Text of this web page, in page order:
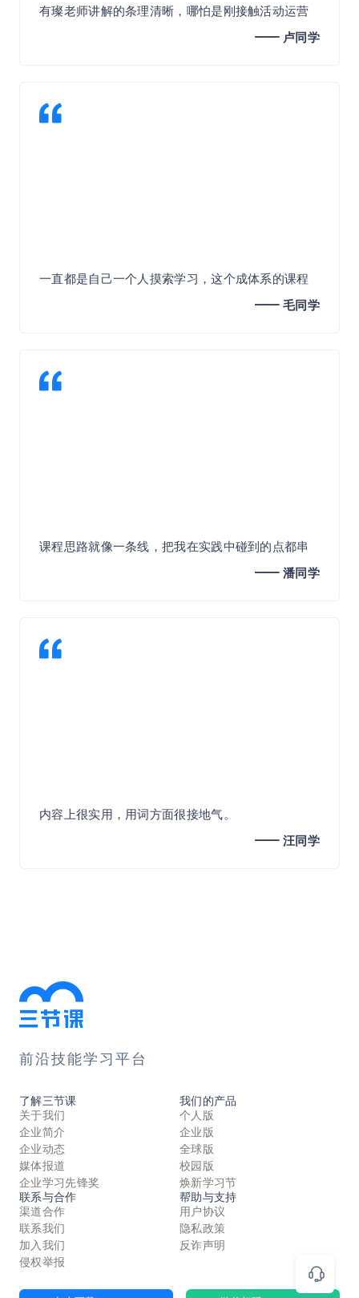
有璨老师讲解的条理清晰，哪怕是刚接触活动运营
的小白也能听懂。举的例子也接地气，也更容易让
━━ 卢同学​
一直都是自己一个人摸索学习，这个成体系的课程
确实能够打开自己的见识，了解自己没接触的内
━━ 毛同学​
课程思路就像一条线，把我在实践中碰到的点都串
起来了。比如“如何将理论框架转换为实践框架”，我
自己曾经在实践过程中，就意识到我无意中形成了
了。
━━ 潘同学​
内容上很实用，用词方面很接地气。
先从专业性的理论角度切入，然后向下拓展脉络，
以提纲挈领的方式，层层剖析，再结合具体案例，
━━ 汪同学​
前沿技能学习平台
了解三节课
关于我们
企业简介
企业动态
媒体报道
企业学习先锋奖
我们的产品
个人版
企业版
全球版
校园版
焕新学习节
联系与合作
渠道合作
联系我们
加入我们
侵权举报
帮助与支持
用户协议
隐私政策
反诈声明